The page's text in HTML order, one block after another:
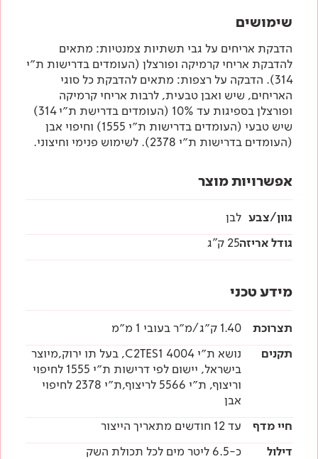
שימושים
הדבקת אריחים על גבי תשתיות צמנטיות: מתאים
להדבקת אריחי קרמיקה ופורצלן (העומדים בדרישות ת״י
314). הדבקה על רצפות: מתאים להדבקת כל סוגי
האריחים, שיש ואבן טבעית, לרבות אריחי קרמיקה
ופורצלן בספיגות עד 10% (העומדים בדרישת ת״י 314)
שיש טבעי (העומדים בדרישות ת״י 1555) וחיפוי אבן
(העומדים בדרישות ת״י 2378). לשימוש פנימי וחיצוני.
אפשרויות מוצר
גוון/צבע לבן
גודל אריזה25 ק"ג
מידע טכני
תצרוכת
1.40 ק״ג/מ״ר בעובי 1 מ״מ
תקנים
נושא ת״י 4004 C2TES1, בעל תו ירוק,מיוצר
בישראל, יישום לפי דרישות ת״י 1555 לחיפוי
וריצוף, ת״י 5566 לריצוף,ת״י 2378 לחיפוי
אבן
חיי מדף
עד 12 חודשים מתאריך הייצור
דילול
כ-6.5 ליטר מים לכל תכולת השק